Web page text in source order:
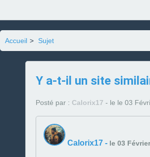
Accueil > Sujet
Y a-t-il un site
Posté par : Calorix17 - le le 03
Calorix17 - le 03